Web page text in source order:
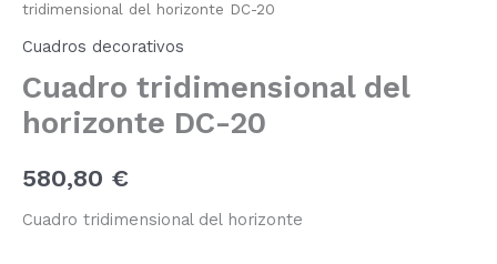
tridimensional del horizonte DC-20
Cuadros decorativos
Cuadro tridimensional del
horizonte DC-20
580,80 €
Cuadro tridimensional del horizonte